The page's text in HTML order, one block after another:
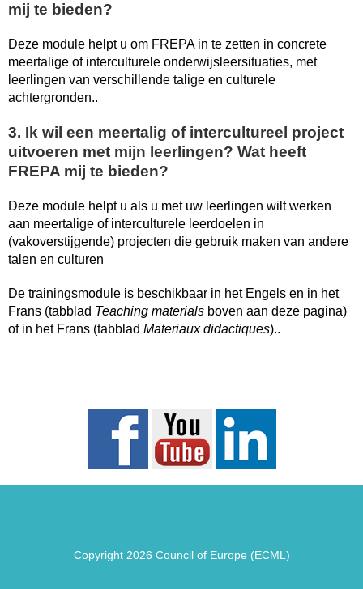
mij te bieden?
Deze module helpt u om FREPA in te zetten in concrete
meertalige of interculturele onderwijsleersituaties, met
leerlingen van verschillende talige en culturele
achtergronden..
3. Ik wil een meertalig of intercultureel project
uitvoeren met mijn leerlingen? Wat heeft
FREPA mij te bieden?
Deze module helpt u als u met uw leerlingen wilt werken
aan meertalige of interculturele leerdoelen in
(vakoverstijgende) projecten die gebruik maken van andere
talen en culturen
De trainingsmodule is beschikbaar in het Engels en in het
Frans (tabblad Teaching materials boven aan deze pagina)
of in het Frans (tabblad Materiaux didactiques)..
Copyright 2026 Council of Europe (ECML)